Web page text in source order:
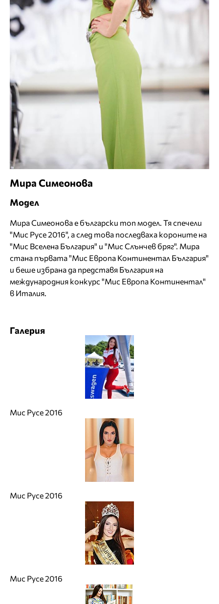
Мира Симеонова
Модел
Мира Симеонова е български топ модел. Тя спечели
"Мис Русе 2016", а след това последваха короните на
"Мис Вселена България" и "Мис Слънчев бряг". Мира
стана първата "Мис Европа Континентал България"
и беше избрана да представя България на
международния конкурс "Мис Европа Континентал"
в Италия.
Галерия
Мис Русе 2016
Мис Русе 2016
Мис Русе 2016